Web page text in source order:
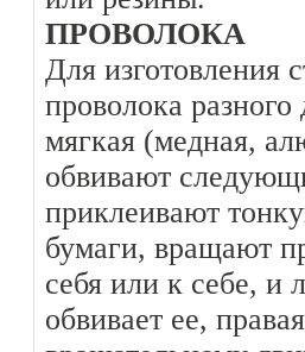
ПРОВОЛОКА
Для изготовления
проволока разного
мягкая (медная,
обвивают
приклеивают
бумаги, вращают
себя или к себе, и
обвивает ее,